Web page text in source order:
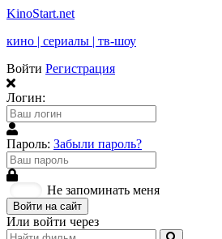
KinoStart.net
кино | сериалы | тв-шоу
Войти Регистрация
Логин:
Пароль: Забыли пароль?
Не запоминать меня
Войти на сайт
Или войти через